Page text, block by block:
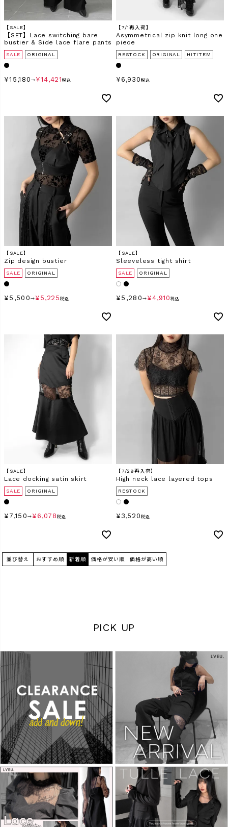
【SALE】
【SET】Lace switching bare
bustier & Side lace flare pants
SALE ORIGINAL
¥15,180→ ¥14,421税込
【7/1再入荷】
Asymmetrical zip knit long one
piece
RESTOCK ORIGINAL HITITEM
¥ 6,930 税込
【SALE】
Zip design bustier
SALE ORIGINAL
¥ 5,500 → ¥ 5,225 税込
【SALE】
Sleeveless tight shirt
SALE ORIGINAL
¥ 5,280 → ¥4,910 税込
【SALE】
Lace docking satin skirt
SALE ORIGINAL
¥ 7,150 → ¥ 6,078 税込
【7/29再入荷】
High neck lace layered tops
RESTOCK
¥ 3,520 税込
並び替え おすすめ順 新着順 価格が安い順 価格が高い順
PICK UP